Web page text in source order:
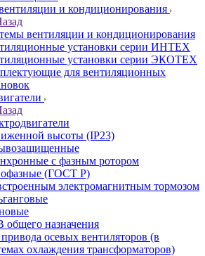
и кондиционирования
вентиляции и кондиционирования
установки серии ИНТЕХ
установки серии ЭКОТЕХ
для вентиляционных
высоты (IP23)
с фазным ротором
(ГОСТ Р)
электромагнитным тормозом
назначения
осевых вентиляторов (в
охлаждения трансформаторов)